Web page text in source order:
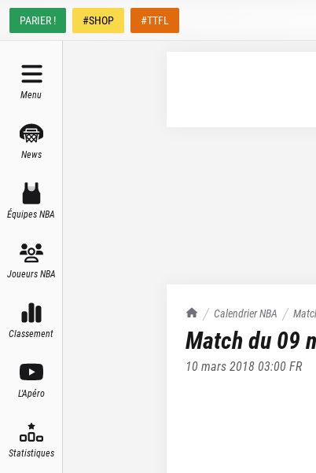
PARIER ! #SHOP #TTFL
Menu
News
Équipes NBA
Joueurs NBA
Classement
L'Apéro
Statistiques
TrashTalk Actu NBA
Calendrier NBA
Match du 09
10 mars 2018 03:00FR